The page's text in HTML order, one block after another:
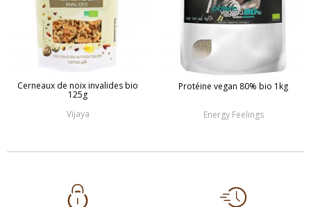
Cerneaux de noix invalides bio
125g
Vijaya
Protéine vegan 80% bio 1kg
Energy Feelings